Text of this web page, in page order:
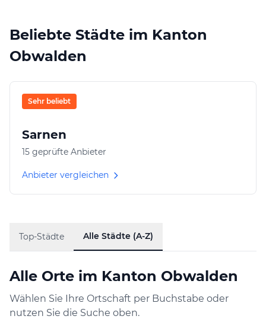
Beliebte Städte im Kanton
Obwalden
Sehr beliebt
Sarnen
15 geprüfte Anbieter
Anbieter vergleichen
Top-Städte Alle Städte (A-Z)
Alle Orte im Kanton Obwalden
Wählen Sie Ihre Ortschaft per Buchstabe oder
nutzen Sie die Suche oben.